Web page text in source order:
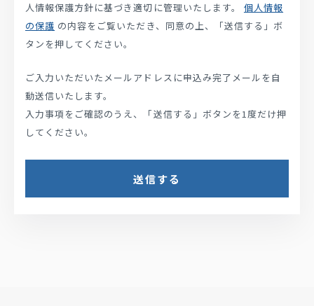
人情報保護方針に基づき適切に管理いたします。 個人情報
の保護 の内容をご覧いただき、同意の上、「送信する」ボ
タンを押してください。
ご入力いただいたメールアドレスに申込み完了メールを自
動送信いたします。
入力事項をご確認のうえ、「送信する」ボタンを1度だけ押
してください。